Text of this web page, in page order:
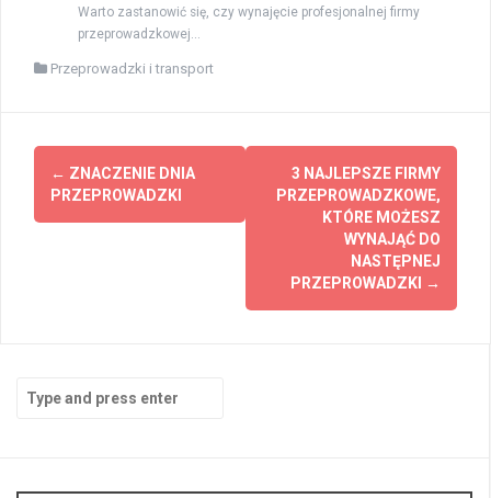
Warto zastanowić się, czy wynajęcie profesjonalnej firmy
przeprowadzkowej...
Przeprowadzki i transport
Post
navigation
← ZNACZENIE DNIA
PRZEPROWADZKI
3 NAJLEPSZE FIRMY
PRZEPROWADZKOWE,
KTÓRE MOŻESZ
WYNAJĄĆ DO
NASTĘPNEJ
PRZEPROWADZKI
→
for: